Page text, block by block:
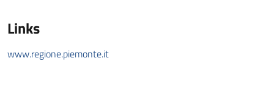
Links
www.regione.piemonte.it